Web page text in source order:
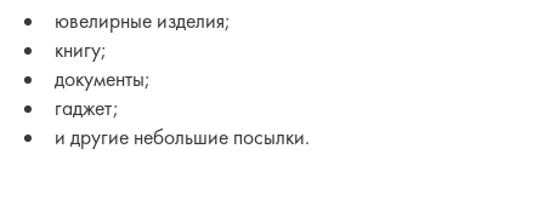
ювелирные изделия;
книгу;
документы;
гаджет;
и другие небольшие посылки.